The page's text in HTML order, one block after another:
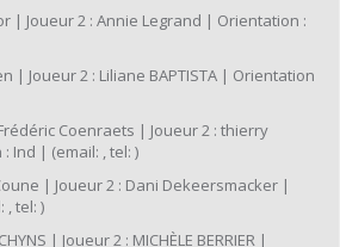
| Joueur 2 : Annie Legrand | Orientation :
| Joueur 2 : Liliane BAPTISTA | Orientation
Coenraets | Joueur 2 : thierry
Ind | (email: , tel: )
| Joueur 2 : Dani Dekeersmacker |
, tel: )
| Joueur 2 : MICHÈLE BERRIER |